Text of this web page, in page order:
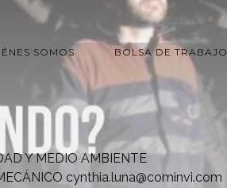
SOMOS BOLSA DE TRABAJO
Y MEDIO AMBIENTE
cynthia.luna@cominvi.com